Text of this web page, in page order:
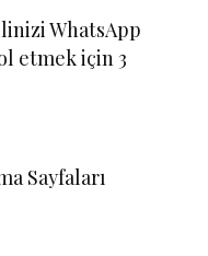
WhatsApp
etmek için 3
Sayfaları